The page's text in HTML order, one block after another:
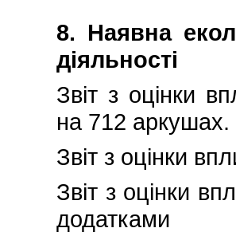
8. Наявна
діяльності
Звіт з оцінки
на 712 аркушах.
Звіт з оцінки
Звіт з оцінки
додатками